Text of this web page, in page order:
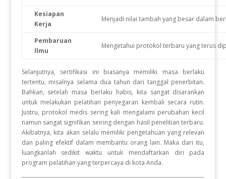
Kesiapan
Kerja
Menjadi nilai tambah yang besar dalam
Pembaruan
Ilmu
Mengetahui protokol terbaru yang terus
Selanjutnya, sertifikasi ini biasanya memiliki masa berlaku
tertentu, misalnya selama dua tahun dari tanggal penerbitan.
Bahkan, setelah masa berlaku habis, kita sangat disarankan
untuk melakukan pelatihan penyegaran kembali secara rutin.
Justru, protokol medis sering kali mengalami perubahan kecil
namun sangat signifikan seiring dengan hasil penelitian terbaru.
Akibatnya, kita akan selalu memiliki pengetahuan yang relevan
dan paling efektif dalam membantu orang lain. Maka dari itu,
luangkanlah sedikit waktu untuk mendaftarkan diri pada
program pelatihan yang terpercaya di kota Anda.